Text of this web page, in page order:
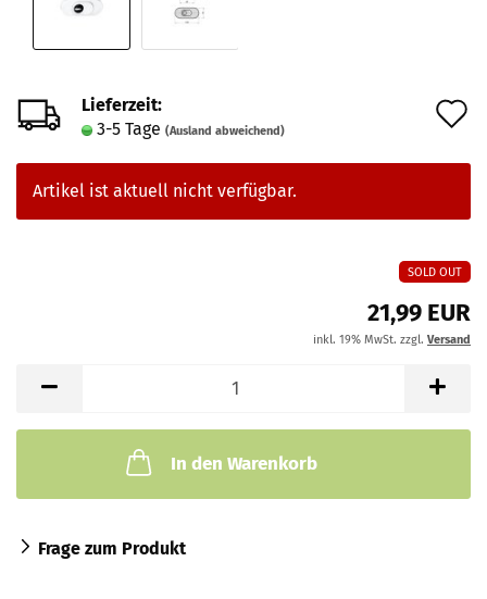
Lieferzeit:
3-5 Tage (Ausland abweichend)
Artikel ist aktuell nicht verfügbar.
SOLD OUT
21,99 EUR
inkl. 19% MwSt. zzgl. Versand
In den Warenkorb
Frage zum Produkt